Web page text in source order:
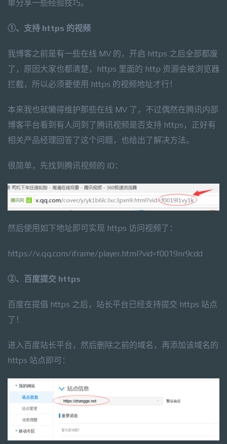
单分享一些经验技巧。
①、支持 https 的视频
我博客之前是有一些在线 MV 的，开启 https 之后全部都废
了，原因大家也都清楚，https 里面的 http 资源会被浏览器
拦截，所以必须要使用 https 的视频地址才行！
本来我也就懒得维护那些在线 MV 了，不过偶然在腾讯内部
博客平台看到有人问到了腾讯视频是否支持 https，正好有
相关产品经理回答了这个问题，也给出了解决方法。
很简单，先找到腾讯视频的 ID：
然后使用如下地址即可实现 https 访问视频了：
https://v.qq.com/iframe/player.html?vid=f0019nr9cdd
②、百度提交 https
百度在提倡 https 之后，站长平台已经支持提交 https 站点
了！
进入百度站长平台，然后删除之前的域名，再添加该域名的
https 站点即可：